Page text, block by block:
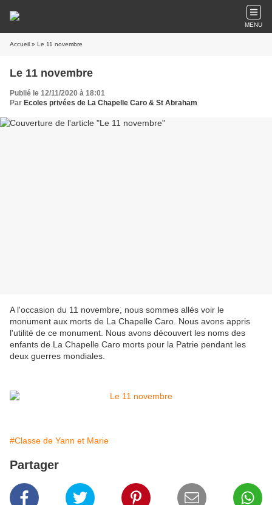
MENU
Accueil » Le 11 novembre
Le 11 novembre
Publié le 12/11/2020 à 18:01
Par Ecoles privées de La Chapelle Caro & St Abraham
A l'occasion du 11 novembre, nous sommes allés voir le
monument aux morts de La Chapelle Caro. Nous avons appris
l'utilité de ce monument. Nous avons découvert les noms des
enfants de La Chapelle Caro morts pour la Patrie pendant les
deux guerres mondiales.
#Classe de Yann et Marie
Partager